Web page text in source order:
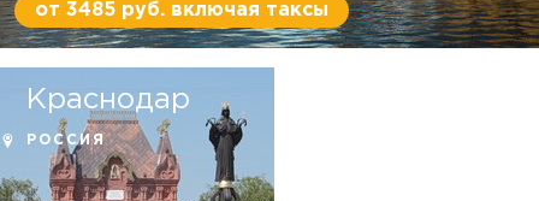
от 3485 руб. включая таксы
Краснодар
РОССИЯ